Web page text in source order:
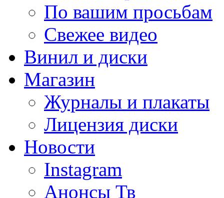
По вашим просьбам
Свежее видео
Винил и диски
Магазин
Журналы и плакаты
Лицензия диски
Новости
Instagram
Анонсы Тв